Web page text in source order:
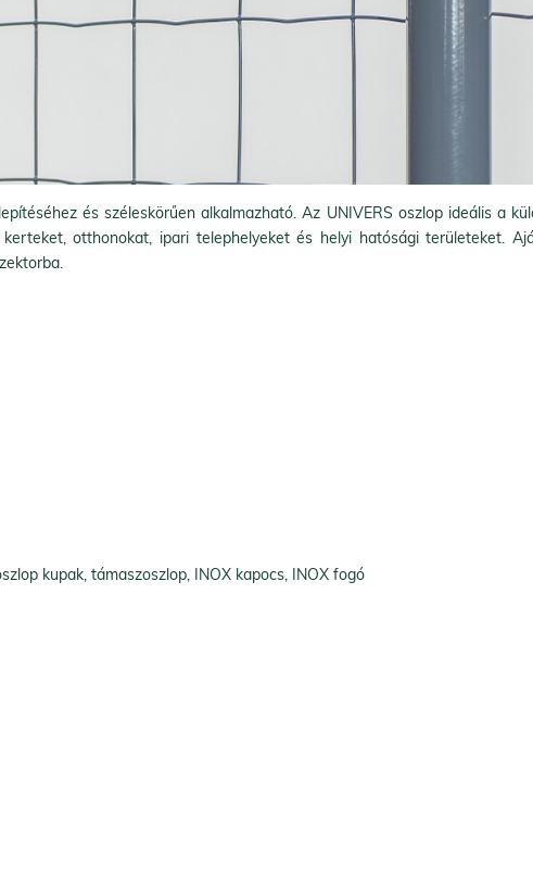
és széleskörűen alkalmazható. Az UNIVERS oszlop ideális a
otthonokat, ipari telephelyeket és helyi hatósági területeket.
kupak, támaszoszlop, INOX kapocs, INOX fogó